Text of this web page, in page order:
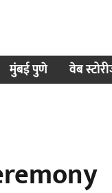
मुंबई पुणे वेब